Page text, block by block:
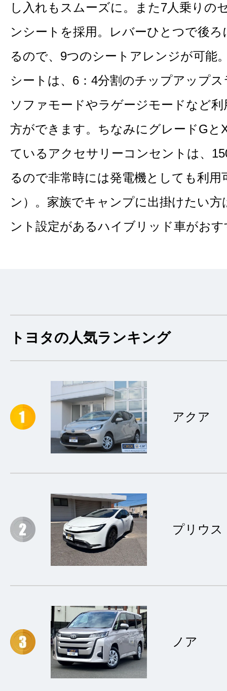
し入れもスムーズに。また7人乗りの
ンシートを採用。レバーひとつで後
るので、9つのシートアレンジが可能
シートは、6：4分割のチップアップ
ソファモードやラゲージモードなど
方ができます。ちなみにグレードGと
ているアクセサリーコンセントは、
るので非常時には発電機としても利
ン）。家族でキャンプに出掛けたい
ント設定があるハイブリッド車がお
トヨタの人気ランキング
アクア
プリウス
ノア